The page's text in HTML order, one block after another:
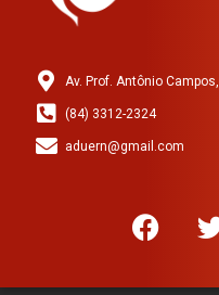
Av. Prof. Antônio
(84) 3312-2324
aduern@gmail.com